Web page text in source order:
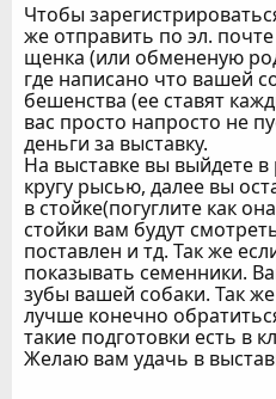
Чтобы
же отправить по эл.
щенка (или обмененую
где написано что вашей
бешенства (ее ставят
вас просто напросто не
деньги за выставку.
На выставке вы выйдете
кругу рысью, далее вы
в стойке(погуглите как
стойки вам будут
поставлен и тд. Так же
показывать семенники.
зубы вашей собаки. Так
лучше конечно
такие подготовки есть в
Желаю вам удачь в